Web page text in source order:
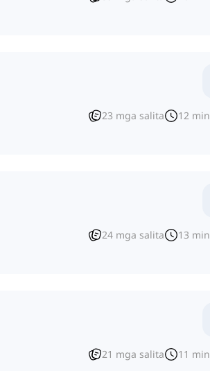
23 mga salita 12 min
24 mga salita 13 min
21 mga salita 11 min